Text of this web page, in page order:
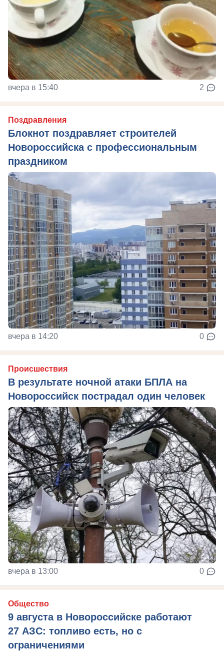
вчера в 15:40 2
Поздравления
Блокнот поздравляет строителей
Новороссийска с профессиональным
праздником
вчера в 14:20 0
Происшествия
В результате ночной атаки БПЛА на
Новороссийск пострадал один человек
вчера в 13:00 0
Общество
9 августа в Новороссийске работают
27 АЗС: топливо есть, но с
ограничениями